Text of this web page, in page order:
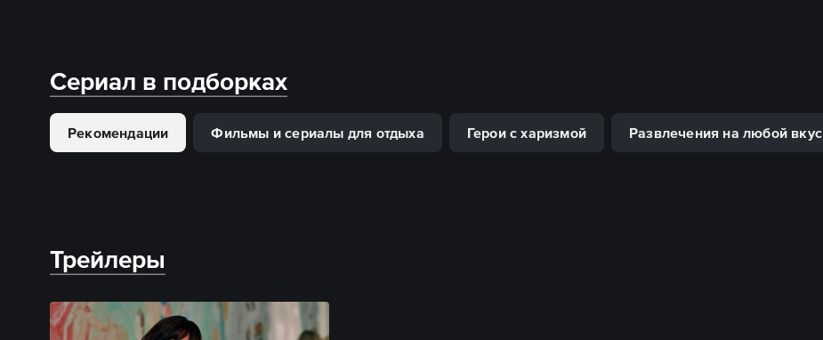
Сериал в подборках
Рекомендации Фильмы и сериалы для отдыха Герои с харизмой Развлечения на любой вкус
Трейлеры